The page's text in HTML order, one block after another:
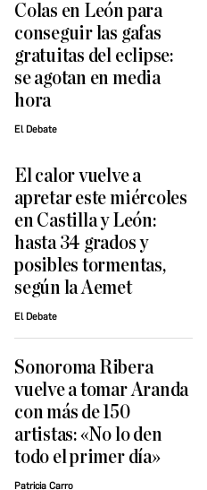
Colas en León para
conseguir las gafas
gratuitas del eclipse:
se agotan en media
hora
El Debate
El calor vuelve a
apretar este miércoles
en Castilla y León:
hasta 34 grados y
posibles tormentas,
según la Aemet
El Debate
Sonoroma Ribera
vuelve a tomar Aranda
con más de 150
artistas: «No lo den
todo el primer día»
Patricia Carro